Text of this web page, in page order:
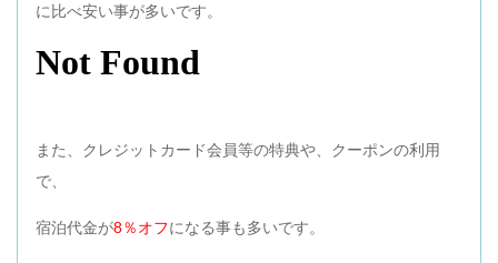
に比べ安い事が多いです。
また、クレジットカード会員等の特典や、クーポンの利用
で、
宿泊代金が8％オフになる事も多いです。